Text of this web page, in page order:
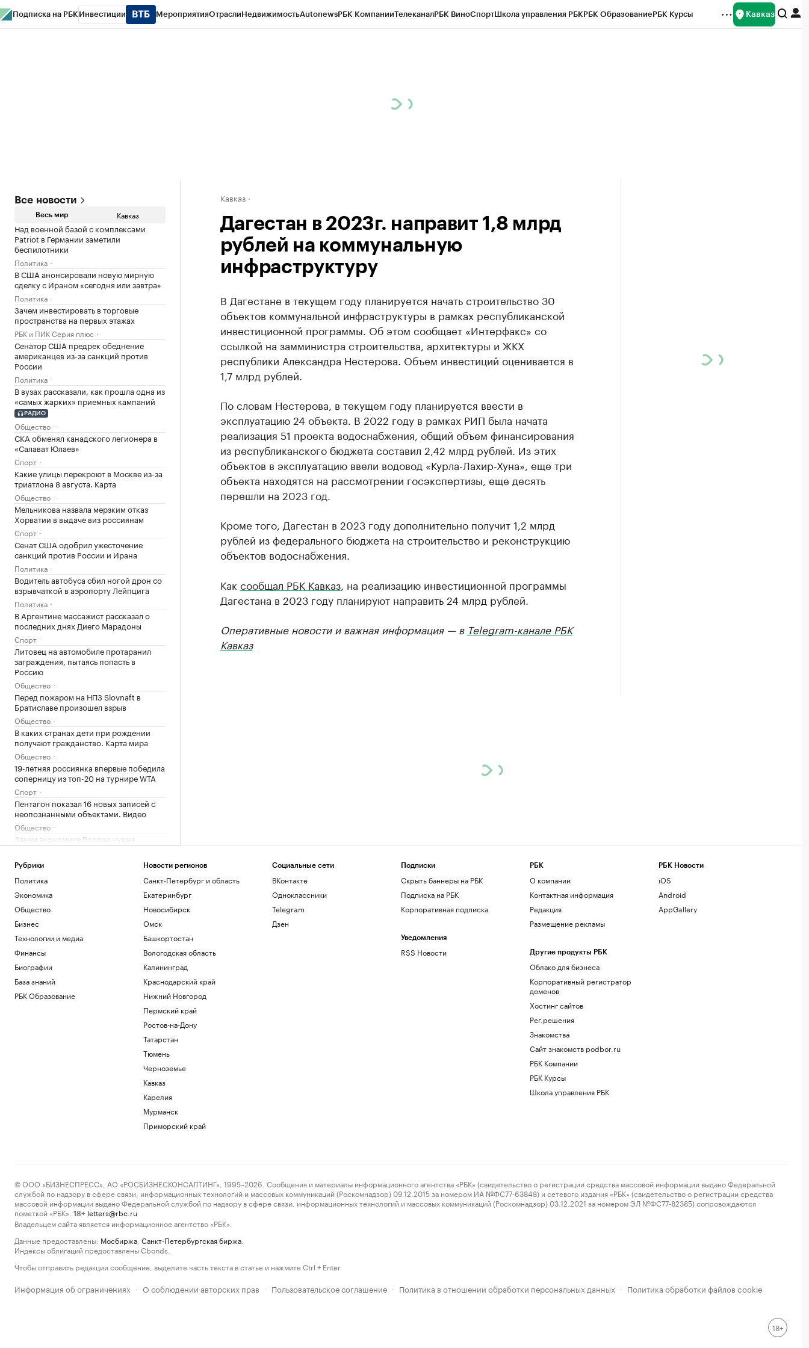
Подписка на РБК Инвестиции МероприятияОтраслиНедвижимостьAutonewsРБК КомпанииТелеканалРБК ВиноСпортШкола управления РБКРБК ОбразованиеРБК Курсы Кавказ
Все новости
Весь мир Кавказ
Над военной базой с комплексами
Patriot в Германии заметили
беспилотники
Политика
В США анонсировали новую мирную
сделку с Ираном «сегодня или завтра»
Политика
Зачем инвестировать в торговые
пространства на первых этажах
РБК и ПИК Серия плюс
Сенатор США предрек обеднение
американцев из-за санкций против
России
Политика
В вузах рассказали, как прошла одна из
«самых жарких» приемных кампаний
РАДИО
Общество
СКА обменял канадского легионера в
«Салават Юлаев»
Спорт
Какие улицы перекроют в Москве из-за
триатлона 8 августа. Карта
Общество
Мельникова назвала мерзким отказ
Хорватии в выдаче виз россиянам
Спорт
Сенат США одобрил ужесточение
санкций против России и Ирана
Политика
Водитель автобуса сбил ногой дрон со
взрывчаткой в аэропорту Лейпцига
Политика
В Аргентине массажист рассказал о
последних днях Диего Марадоны
Спорт
Литовец на автомобиле протаранил
заграждения, пытаясь попасть в
Россию
Общество
Перед пожаром на НПЗ Slovnaft в
Братиславе произошел взрыв
Общество
В каких странах дети при рождении
получают гражданство. Карта мира
Общество
19-летняя россиянка впервые победила
соперницу из топ-20 на турнире WTA
Спорт
Пентагон показал 16 новых записей с
неопознанными объектами. Видео
Общество
Зачем экономике России нужна
товарная биржа
РБК и Петербургская Биржа
жильцом» Белого дома и остановил
стройку
Политика
Зеленский впервые за время
президентства прибыл в Сербию
Политика
Как перейти «порог недоверия»:
Слащева и Wylsacom — о новых
технологиях
Кавказ
Дагестан в 2023г. направит 1,8 млрд
рублей на коммунальную
инфраструктуру
В Дагестане в текущем году планируется начать строительство 30
объектов коммунальной инфраструктуры в рамках республиканской
инвестиционной программы. Об этом сообщает «Интерфакс» со
ссылкой на замминистра строительства, архитектуры и ЖКХ
республики Александра Нестерова. Объем инвестиций оценивается в
1,7 млрд рублей.
По словам Нестерова, в текущем году планируется ввести в
эксплуатацию 24 объекта. В 2022 году в рамках РИП была начата
реализация 51 проекта водоснабжения, общий объем финансирования
из республиканского бюджета составил 2,42 млрд рублей. Из этих
объектов в эксплуатацию ввели водовод «Курла-Лахир-Хуна», еще три
объекта находятся на рассмотрении госэкспертизы, еще десять
перешли на 2023 год.
Кроме того, Дагестан в 2023 году дополнительно получит 1,2 млрд
рублей из федерального бюджета на строительство и реконструкцию
объектов водоснабжения.
Как сообщал РБК Кавказ, на реализацию инвестиционной программы
Дагестана в 2023 году планируют направить 24 млрд рублей.
Оперативные новости и важная информация — в Telegram-канале РБК
Кавказ
Рубрики
Политика
Экономика
Общество
Бизнес
Технологии и медиа
Финансы
Биографии
База знаний
РБК Образование
Новости регионов
Санкт-Петербург и область
Екатеринбург
Новосибирск
Омск
Башкортостан
Вологодская область
Калининград
Краснодарский край
Нижний Новгород
Пермский край
Ростов-на-Дону
Татарстан
Тюмень
Черноземье
Кавказ
Карелия
Мурманск
Приморский край
Социальные сети
ВКонтакте
Одноклассники
Telegram
Дзен
Подписки
Скрыть баннеры на РБК
Подписка на РБК
Корпоративная подписка
Уведомления
RSS Новости
РБК
О компании
Контактная информация
Редакция
Размещение рекламы
Другие продукты РБК
Облако для бизнеса
Корпоративный регистратор
доменов
Хостинг сайтов
Рег.решения
Знакомства
Сайт знакомств podbor.ru
РБК Компании
РБК Курсы
Школа управления РБК
РБК Новости
iOS
Android
AppGallery
© ООО «БИЗНЕСПРЕСС», АО «РОСБИЗНЕСКОНСАЛТИНГ», 1995–2026. Сообщения и материалы информационного агентства «РБК» (свидетельство о регистрации средства массовой информации выдано Федеральной
службой по надзору в сфере связи, информационных технологий и массовых коммуникаций (Роскомнадзор) 09.12.2015 за номером ИА №ФС77-63848) и сетевого издания «РБК» (свидетельство о регистрации средства
массовой информации выдано Федеральной службой по надзору в сфере связи, информационных технологий и массовых коммуникаций (Роскомнадзор) 03.12.2021 за номером ЭЛ №ФС77-82385) сопровождаются
пометкой «РБК».
18+ letters@rbc.ru
Владельцем сайта является информационное агентство «РБК».
Данные предоставлены: Мосбиржа Санкт-Петербургская биржа
Индексы облигаций предоставлены Cbonds.
Чтобы отправить редакции сообщение, выделите часть текста в статье и нажмите Ctrl + Enter
Информация об ограничениях · О соблюдении авторских прав · Пользовательское соглашение · Политика в отношении обработки персональных данных · Политика обработки файлов cookie
18+